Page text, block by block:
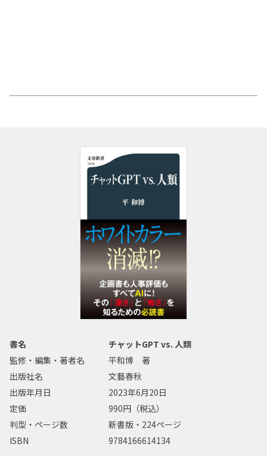
書名
チャットGPT vs. 人類
監修・編集・著者名
平和博 著
出版社名
文藝春秋
出版年月日
2023年6月20日
定価
990円（税込）
判型・ページ数
新書版・224ページ
ISBN
9784166614134